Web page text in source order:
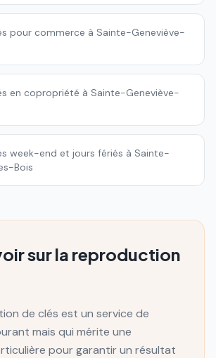
pour commerce à Sainte-Geneviève-
en copropriété à Sainte-Geneviève-
week-end et jours fériés à Sainte-
Bois
sur la reproduction
de clés est un service de
mais qui mérite une
pour garantir un résultat